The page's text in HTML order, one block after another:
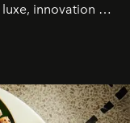
innovation et